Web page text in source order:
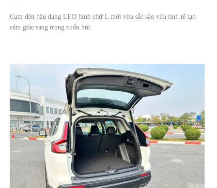
Cụm đèn hậu dạng LED hình chữ L mới vừa sắc sảo vừa tinh tế tạo
cảm giác sang trọng cuốn hút.